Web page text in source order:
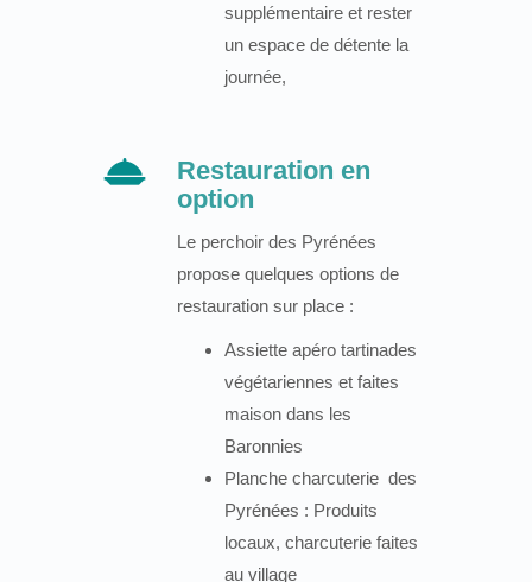
supplémentaire et rester
un espace de détente la
journée,
Restauration en
option
Le perchoir des Pyrénées
propose quelques options de
restauration sur place :
Assiette apéro tartinades
végétariennes et faites
maison dans les
Baronnies
Planche charcuterie des
Pyrénées : Produits
locaux, charcuterie faites
au village